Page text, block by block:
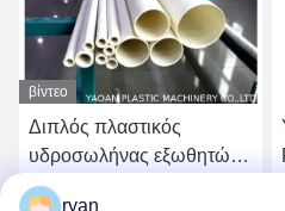
βίντεο
Διπλός πλαστικός
υδροσωλήνας εξωθητών
βιδών που κατασκευάζει
ryan